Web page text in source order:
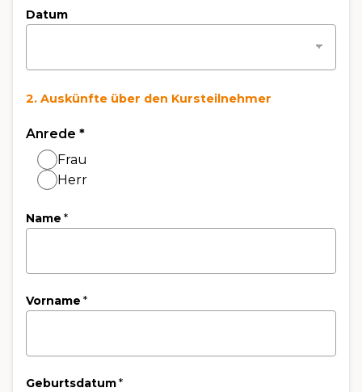
Datum
2. Auskünfte über den Kursteilnehmer
Anrede *
Frau
Herr
Name *
Vorname *
Geburtsdatum*